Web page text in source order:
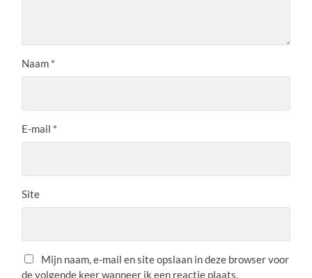
Naam *
E-mail *
Site
Mijn naam, e-mail en site opslaan in deze browser voor
de volgende keer wanneer ik een reactie plaats.